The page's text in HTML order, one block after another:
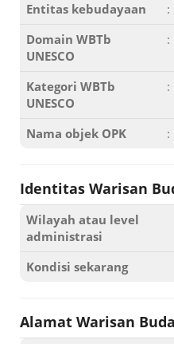
Entitas kebudayaan :
Domain WBTb
UNESCO
:
Kategori WBTb
UNESCO
:
Nama objek OPK :
Identitas Warisan
Wilayah atau level
administrasi
Kondisi sekarang
Alamat Warisan